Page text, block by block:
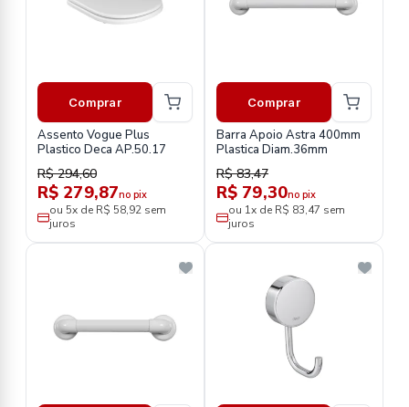
Comprar
Assento Vogue Plus
Plastico Deca AP.50.17
R$ 294,60
R$ 279,87no pix
ou 5x de R$ 58,92 sem
juros
Comprar
Barra Apoio Astra 400mm
Plastica Diam.36mm
R$ 83,47
R$ 79,30no pix
ou 1x de R$ 83,47 sem
juros